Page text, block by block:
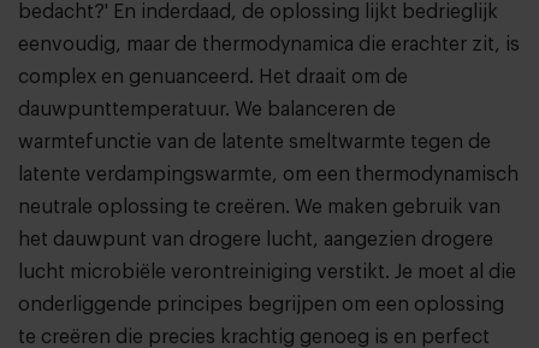
bedacht?' En inderdaad, de oplossing lijkt bedrieglijk
eenvoudig, maar de thermodynamica die erachter zit, is
complex en genuanceerd. Het draait om de
dauwpunttemperatuur. We balanceren de
warmtefunctie van de latente smeltwarmte tegen de
latente verdampingswarmte, om een thermodynamisch
neutrale oplossing te creëren. We maken gebruik van
het dauwpunt van drogere lucht, aangezien drogere
lucht microbiële verontreiniging verstikt. Je moet al die
onderliggende principes begrijpen om een oplossing
te creëren die precies krachtig genoeg is en perfect